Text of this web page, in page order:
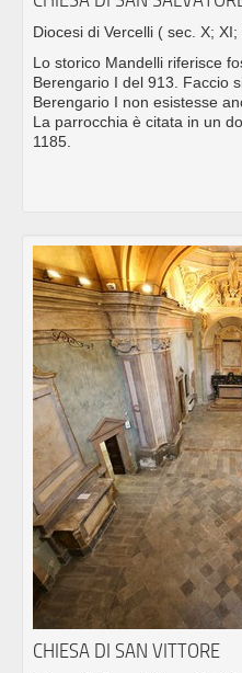
Diocesi di Vercelli ( sec. X; XI;
Lo storico Mandelli riferisce
Berengario I del 913. Faccio
Berengario I non esistesse
La parrocchia è citata in un
1185.
CHIESA DI SAN VITTORE